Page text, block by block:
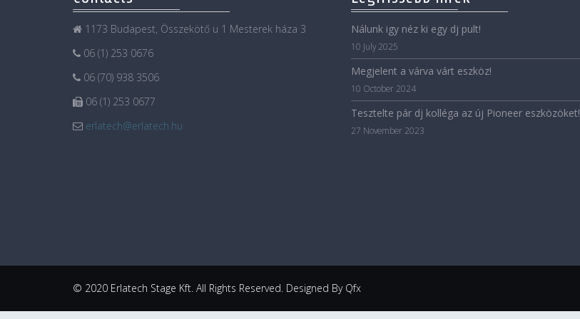
1173 Budapest, Összekötő u 1 Mesterek háza 3
06 (1) 253 0676
06 (70) 938 3506
06 (1) 253 0677
erlatech@erlatech.hu
Nálunk igy néz ki egy dj pult!
10 July 2025
Megjelent a várva várt eszköz!
10 October 2024
Tesztelte pár dj kolléga az új Pioneer eszközöket!
27 November 2023
© 2020 Erlatech Stage Kft. All Rights Reserved. Designed By Qfx